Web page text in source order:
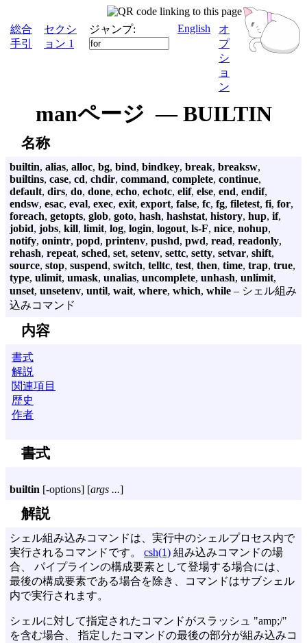
総合
手引
セクシ
ョン 1
ジャンプ: English
オ
プ
シ
ョ
ン
manページ — BUILTIN
名称
builtin, alias, alloc, bg, bind, bindkey, break, breaksw,
builtins, case, cd, chdir, command, complete, continue,
default, dirs, do, done, echo, echotc, elif, else, end, endif,
endsw, esac, eval, exec, exit, export, false, fc, fg, filetest, fi, for,
foreach, getopts, glob, goto, hash, hashstat, history, hup, if,
jobid, jobs, kill, limit, log, login, logout, ls-F, nice, nohup,
notify, onintr, popd, printenv, pushd, pwd, read, readonly,
rehash, repeat, sched, set, setenv, settc, setty, setvar, shift,
source, stop, suspend, switch, telltc, test, then, time, trap, true,
type, ulimit, umask, unalias, uncomplete, unhash, unlimit,
unset, unsetenv, until, wait, where, which, while – シェル組み
込みコマンド
内容
書式
解説
関連項目
歴史
作者
書式
builtin [-options] [args ...]
解説
シェル組み込みコマンドは、実行中のシェルプロセス内で
実行されるコマンドです。 csh(1) 組み込みコマンドの場
合、 パイプラインの構成要素として登場する場合には、
最後の構成要素である場合を除き、コマンドはサブシェル
内で実行されます。
シェルに対して指定されたコマンドがスラッシュ "amp;/"
を含む場合、 指定したコマンドの最後の部分が組み込みコ